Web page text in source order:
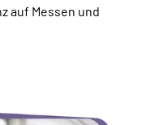
auf Messen und